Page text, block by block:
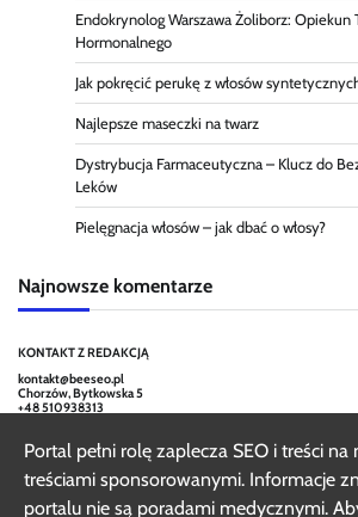
Portal pełni rolę zaplecza SEO i treści na
treściami sponsorowanymi. Informacje
portalu nie są poradami medycznymi.
Endokrynolog Warszawa Żoliborz: Opiekun
Hormonalnego
Jak pokręcić perukę z włosów
Najlepsze maseczki na twarz
Dystrybucja Farmaceutyczna – Klucz do
Leków
Pielęgnacja włosów – jak dbać o włosy?
Najnowsze komentarze
KONTAKT Z REDAKCJĄ
kontakt@beeseo.pl
Chorzów, Bytkowska 5
+48 510938313